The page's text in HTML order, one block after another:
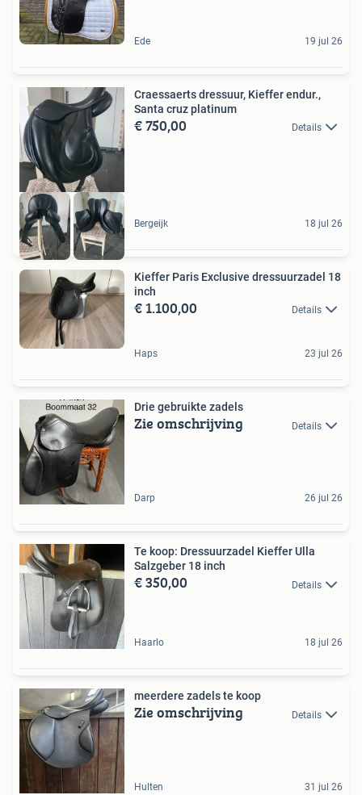
Ede 19 jul 26
Craessaerts dressuur, Kieffer endur.,
Santa cruz platinum
€ 750,00 Details
Bergeijk 18 jul 26
Kieffer Paris Exclusive dressuurzadel 18
inch
€ 1.100,00 Details
Haps 23 jul 26
Drie gebruikte zadels
Zie omschrijving Details
Darp 26 jul 26
Te koop: Dressuurzadel Kieffer Ulla
Salzgeber 18 inch
€ 350,00 Details
Haarlo 18 jul 26
meerdere zadels te koop
Zie omschrijving Details
Hulten 31 jul 26